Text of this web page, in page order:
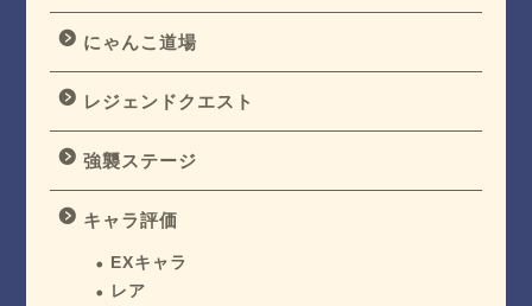
にゃんこ道場
レジェンドクエスト
強襲ステージ
キャラ評価
EXキャラ
レア